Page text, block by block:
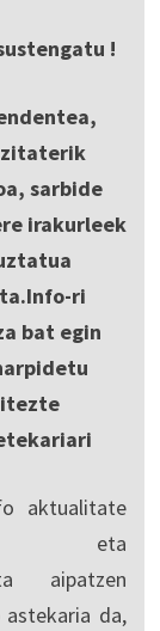
!
sarbide
irakurleek
ri
bat egin
aktualitate
eta
aipatzen
astekaria da,